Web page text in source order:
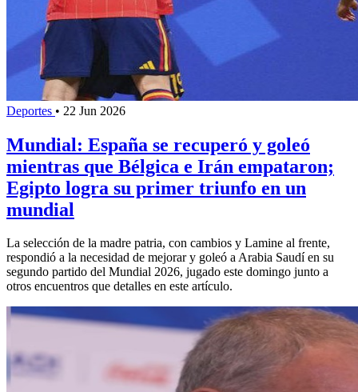
Deportes • 22 Jun 2026
Mundial: España se recuperó y goleó
mientras que Bélgica e Irán empataron;
Egipto logra su primer triunfo en un
mundial
La selección de la madre patria, con cambios y Lamine al frente,
respondió a la necesidad de mejorar y goleó a Arabia Saudí en su
segundo partido del Mundial 2026, jugado este domingo junto a
otros encuentros que detalles en este artículo.